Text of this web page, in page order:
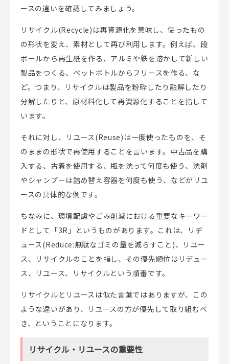
ースの違いを確認してみましょう。
リサイクル(Recycle)は再資源化を意味し、使ったもの
の形状を変え、素材として再び利用します。例えば、段
ボールから再生紙を作る、アルミや鉄を溶かして新しい
製品をつくる、ペットボトルからフリースを作る、な
ど。つまり、リサイクルは製品を粉砕したり融解したり
分解したりと、原材料化して再資源化することを指して
います。
それに対し、リユース(Reuse)は一度使ったものを、そ
のままの形状で再使用することを言います。中古品を購
入する、古着を使用する、瓶を洗って何度も使う、洗剤
やシャンプーは詰め替え容器を何度も使う、などがリユ
ースの具体的な例です。
ちなみに、環境配慮やごみ削減における重要なキーワー
ドとして「3R」というものがあります。これは、リデ
ュース(Reduce:無駄なゴミの量を減らすこと)、リユー
ス、リサイクルのことを指し、その優先順位はリデュー
ス、リユース、リサイクルという順番です。
リサイクルとリユースは似た言葉ではありますが、この
ような違いがあり、リユースの方が優先して取り組むべ
き、ということになります。
リサイクル・リユースの重要性